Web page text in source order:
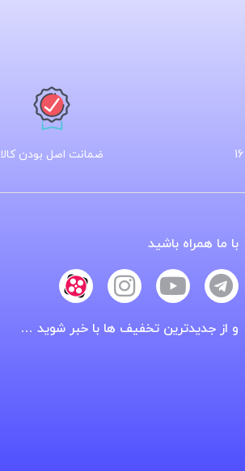
ضمانت اصل بودن کالا
با ما همراه باشید
و از جدیدترین تخفیف ها با خبر شوید …